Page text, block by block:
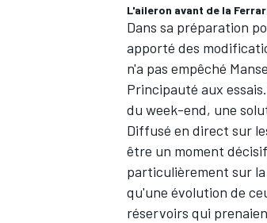
L'aileron avant de la
Dans sa préparation
apporté des
n'a pas empêché
Principauté aux
du week-end, une
Diffusé en direct sur
être un moment
particulièrement sur
qu'une évolution de
réservoirs qui